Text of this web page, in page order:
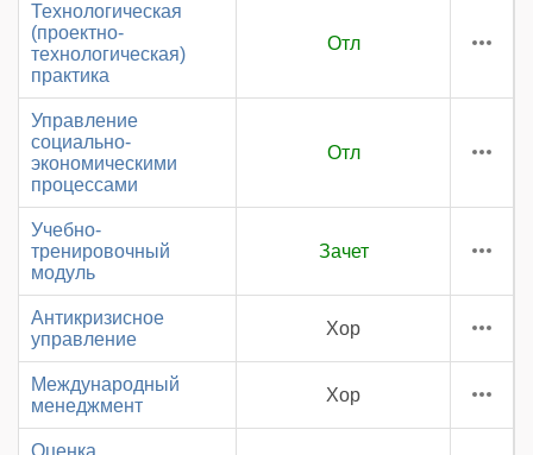
Технологическая
(проектно-
технологическая)
практика
Отл
Управление
социально-
экономическими
процессами
Отл
Учебно-
тренировочный
модуль
Зачет
Антикризисное
управление
Хор
Международный
менеджмент
Хор
Оценка